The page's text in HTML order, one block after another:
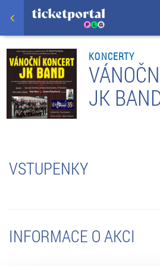
KONCERTY
JK
VSTUPENKY
INFORMACE O AKCI